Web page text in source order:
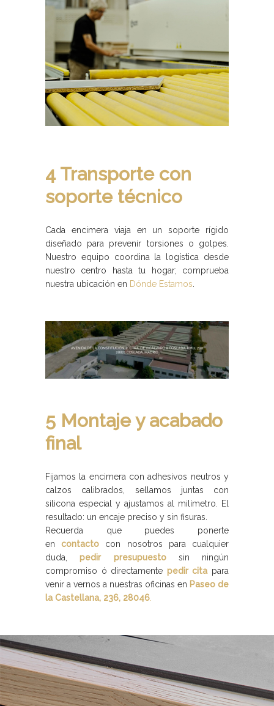
4 Transporte con
soporte técnico
Cada encimera viaja en un soporte rígido
diseñado para prevenir torsiones o golpes.
Nuestro equipo coordina la logística desde
nuestro centro hasta tu hogar; comprueba
nuestra ubicación en Dónde Estamos
5 Montaje y acabado
final
Fijamos la encimera con adhesivos neutros y
calzos calibrados, sellamos juntas con
silicona especial y ajustamos al milímetro. El
resultado: un encaje preciso y sin fisuras.
Recuerda que puedes ponerte
encontacto
con nosotros para cualquier
duda,pedir presupuestosin ningún
compromiso ó directamente pedir citapara
venir a vernos a nuestras oficinas en Paseo de
la Castellana, 236, 28046